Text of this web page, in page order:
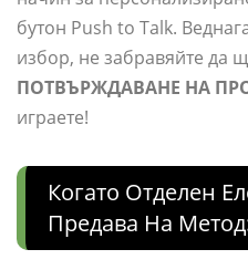
бутон Push to Talk.
избор, не забравяйте да
ПОТВЪРЖДАВАНЕ НА
играете!
Когато Отделен
Предава На